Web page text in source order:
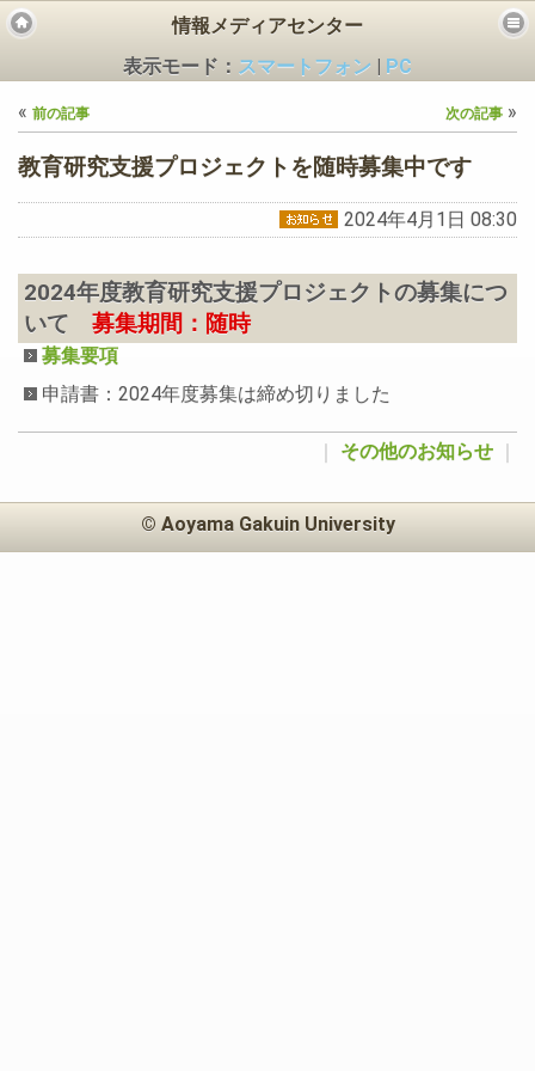
ス
情報メディアセンター
表示モード： スマートフォン
PC
« 前の記事 次の記事 »
教育研究支援プロジェクトを随時募集中です
2024年4月1日 08:30
2024年度教育研究支援プロジェクトの募集につ
いて 募集期間：随時
募集要項
申請書 ：2024年度募集は締め切りました
その他のお知らせ
© Aoyama Gakuin University